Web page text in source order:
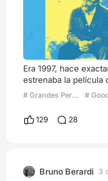
Era 1997, hace
estrenaba la película
estrellato a Ben
Matt Damon: Good
escrita por ambos,
joven de 20 años
barrios de
# Grandes Perdedores
129 28
Bruno Berardi 3